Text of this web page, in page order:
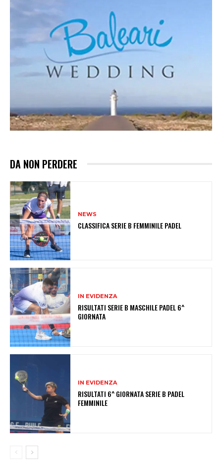
DA NON PERDERE
NEWS
CLASSIFICA SERIE B FEMMINILE PADEL
IN EVIDENZA
RISULTATI SERIE B MASCHILE PADEL 6^
GIORNATA
IN EVIDENZA
RISULTATI 6^ GIORNATA SERIE B PADEL
FEMMINILE